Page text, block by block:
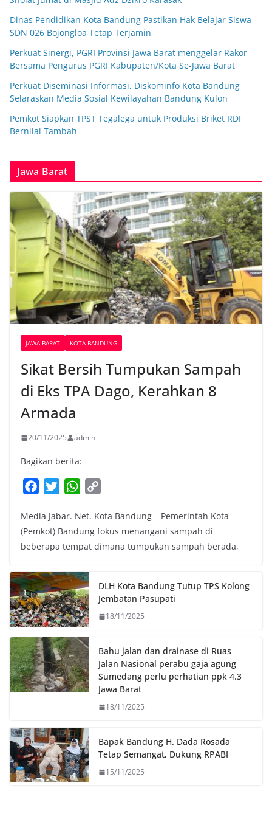
Dinas Pendidikan Kota Bandung Pastikan Hak Belajar Siswa
SDN 026 Bojongloa Tetap Terjamin
Perkuat Sinergi, PGRI Provinsi Jawa Barat menggelar Rakor
Bersama Pengurus PGRI Kabupaten/Kota Se-Jawa Barat
Perkuat Diseminasi Informasi, Diskominfo Kota Bandung
Selaraskan Media Sosial Kewilayahan Bandung Kulon
Pemkot Siapkan TPST Tegalega untuk Produksi Briket RDF
Bernilai Tambah
Jawa Barat
JAWA BARAT KOTA BANDUNG
Sikat Bersih Tumpukan Sampah
di Eks TPA Dago, Kerahkan 8
Armada
20/11/2025 admin
Bagikan berita:
c
e
b
o
k
i
t
t
r
W
a
t
s
p
p
p
y
L
n
k
Media Jabar. Net. Kota Bandung – Pemerintah Kota
(Pemkot) Bandung fokus menangani sampah di
beberapa tempat dimana tumpukan sampah berada,
DLH Kota Bandung Tutup TPS Kolong
Jembatan Pasupati
18/11/2025
Bahu jalan dan drainase di Ruas
Jalan Nasional perabu gaja agung
Sumedang perlu perhatian ppk 4.3
Jawa Barat
18/11/2025
Bapak Bandung H. Dada Rosada
Tetap Semangat, Dukung RPABI
15/11/2025